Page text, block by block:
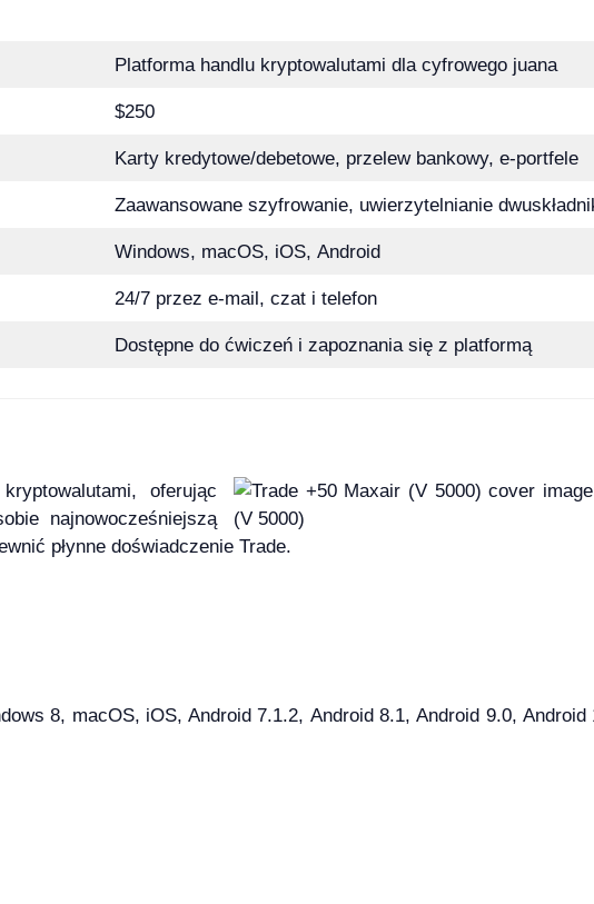
Platforma handlu kryptowalutami dla cyfrowego juana
$250
Karty kredytowe/debetowe, przelew bankowy, e-portfele
Zaawansowane szyfrowanie, uwierzytelnianie
Windows, macOS, iOS, Android
24/7 przez e-mail, czat i telefon
Dostępne do ćwiczeń i zapoznania się z platformą
oferując
najnowocześniejszą
płynne doświadczenie Trade.
8, macOS, iOS, Android 7.1.2, Android 8.1, Android 9.0, Android